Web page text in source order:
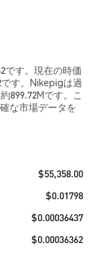
です。現在の時価
す。Nikepigは過
899.72Mです。こ
な市場データを
$55,358.00
$0.01798
$0.00036437
$0.00036362